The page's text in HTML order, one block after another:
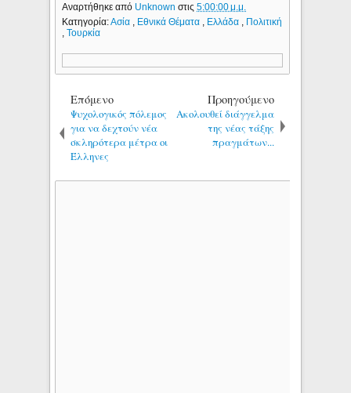
Αναρτήθηκε από Unknownστις5:00:00 μ.μ.
Κατηγορία:Ασία Εθνικά Θέματα Ελλάδα
Πολιτική
,Τουρκία
Επόμενο
Ψυχολογικός πόλεμος
για να δεχτούν νέα
σκληρότερα μέτρα οι
Έλληνες
Προηγούμενο
Ακολουθεί διάγγελμα
της νέας τάξης
πραγμάτων...